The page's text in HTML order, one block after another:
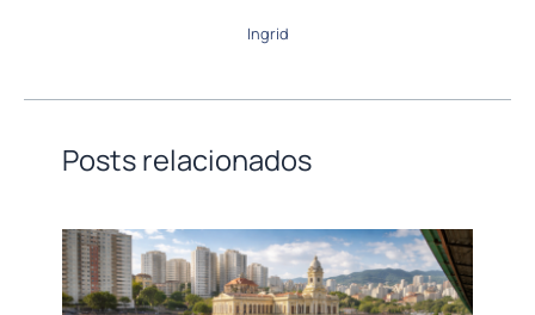
Ingrid
Posts relacionados